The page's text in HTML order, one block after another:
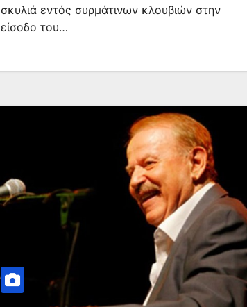
σκυλιά εντός συρμάτινων κλουβιών στην
είσοδο του…